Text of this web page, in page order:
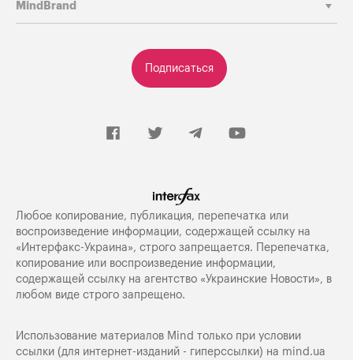
Подписаться
MindBrand
Любое копирование, публикация, перепечатка или
воспроизведение информации, содержащей ссылку на
«Интерфакс-Украина», строго запрещается. Перепечатка,
копирование или воспроизведение информации,
содержащей ссылку на агентство «Украинские Новости», в
любом виде строго запрещено.
Использование материалов Mind только при условии
ссылки (для интернет-изданий - гиперссылки) на mind.ua